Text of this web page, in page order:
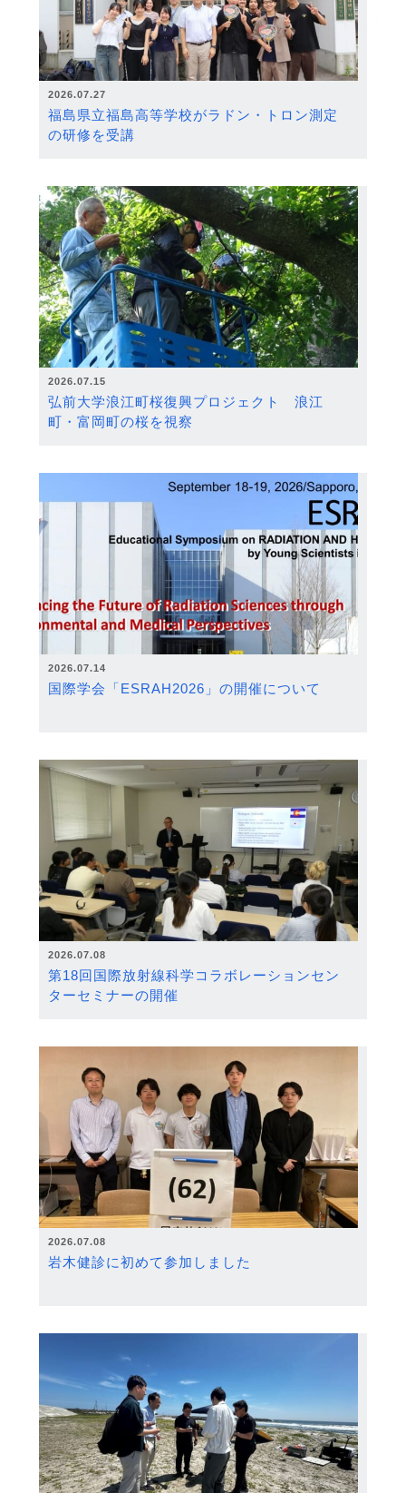
2026.07.27
福島県立福島高等学校がラドン・トロン測定
の研修を受講
2026.07.15
弘前大学浪江町桜復興プロジェクト 浪江
町・富岡町の桜を視察
2026.07.14
国際学会「ESRAH2026」の開催について
2026.07.08
第18回国際放射線科学コラボレーションセン
ターセミナーの開催
2026.07.08
岩木健診に初めて参加しました